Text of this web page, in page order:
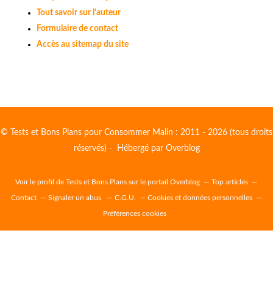
Tout savoir sur l'auteur
Formulaire de contact
Accès au sitemap du site
© Tests et Bons Plans pour Consommer Malin : 2011 - 2026 (tous droits
réservés) - Hébergé par Overblog
Voir le profil de Tests et Bons Plans sur le portail Overblog Top articles
Contact Signaler un abus C.G.U. Cookies et données personnelles
Préférences cookies